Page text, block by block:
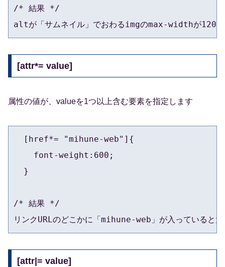
/* 結果 */
altが「サムネイル」でおわるimgのmax-widthが
[attr*= value]
属性の値が、valueを1つ以上含む要素を指定します
  [href*= "mihune-web"]{
    font-weight:600;
  }
/* 結果 */
リンクURLのどこかに「mihune-web」が入っていると太
[attr|= value]